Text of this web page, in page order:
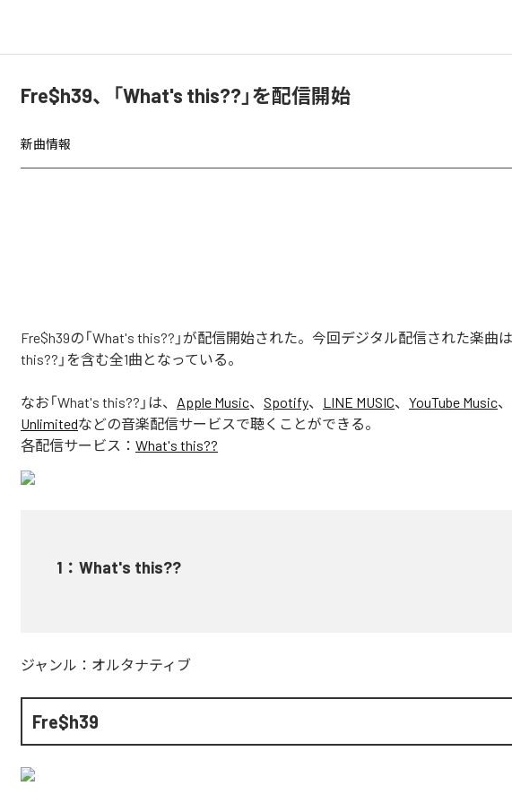
Fre$h39、「What's this??」を配信開始
新曲情報
Fre$h39の「What's this??」が配信開始された。今回デジタル配信された楽曲
this??」を含む全1曲となっている。
なお「What's this?? 」は、 Apple Music、 Spotify、 LINE MUSIC、 YouTube Music、
Unlimitedなどの音楽配信サービスで聴くことができる。
各配信サービス： What's this??
1 ： What's this??
ジャンル： オルタナティブ
Fre$h39